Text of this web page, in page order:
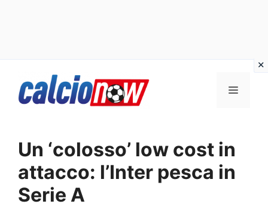
Menu
Un ‘colosso’ low cost in
attacco: l’Inter pesca in
Serie A